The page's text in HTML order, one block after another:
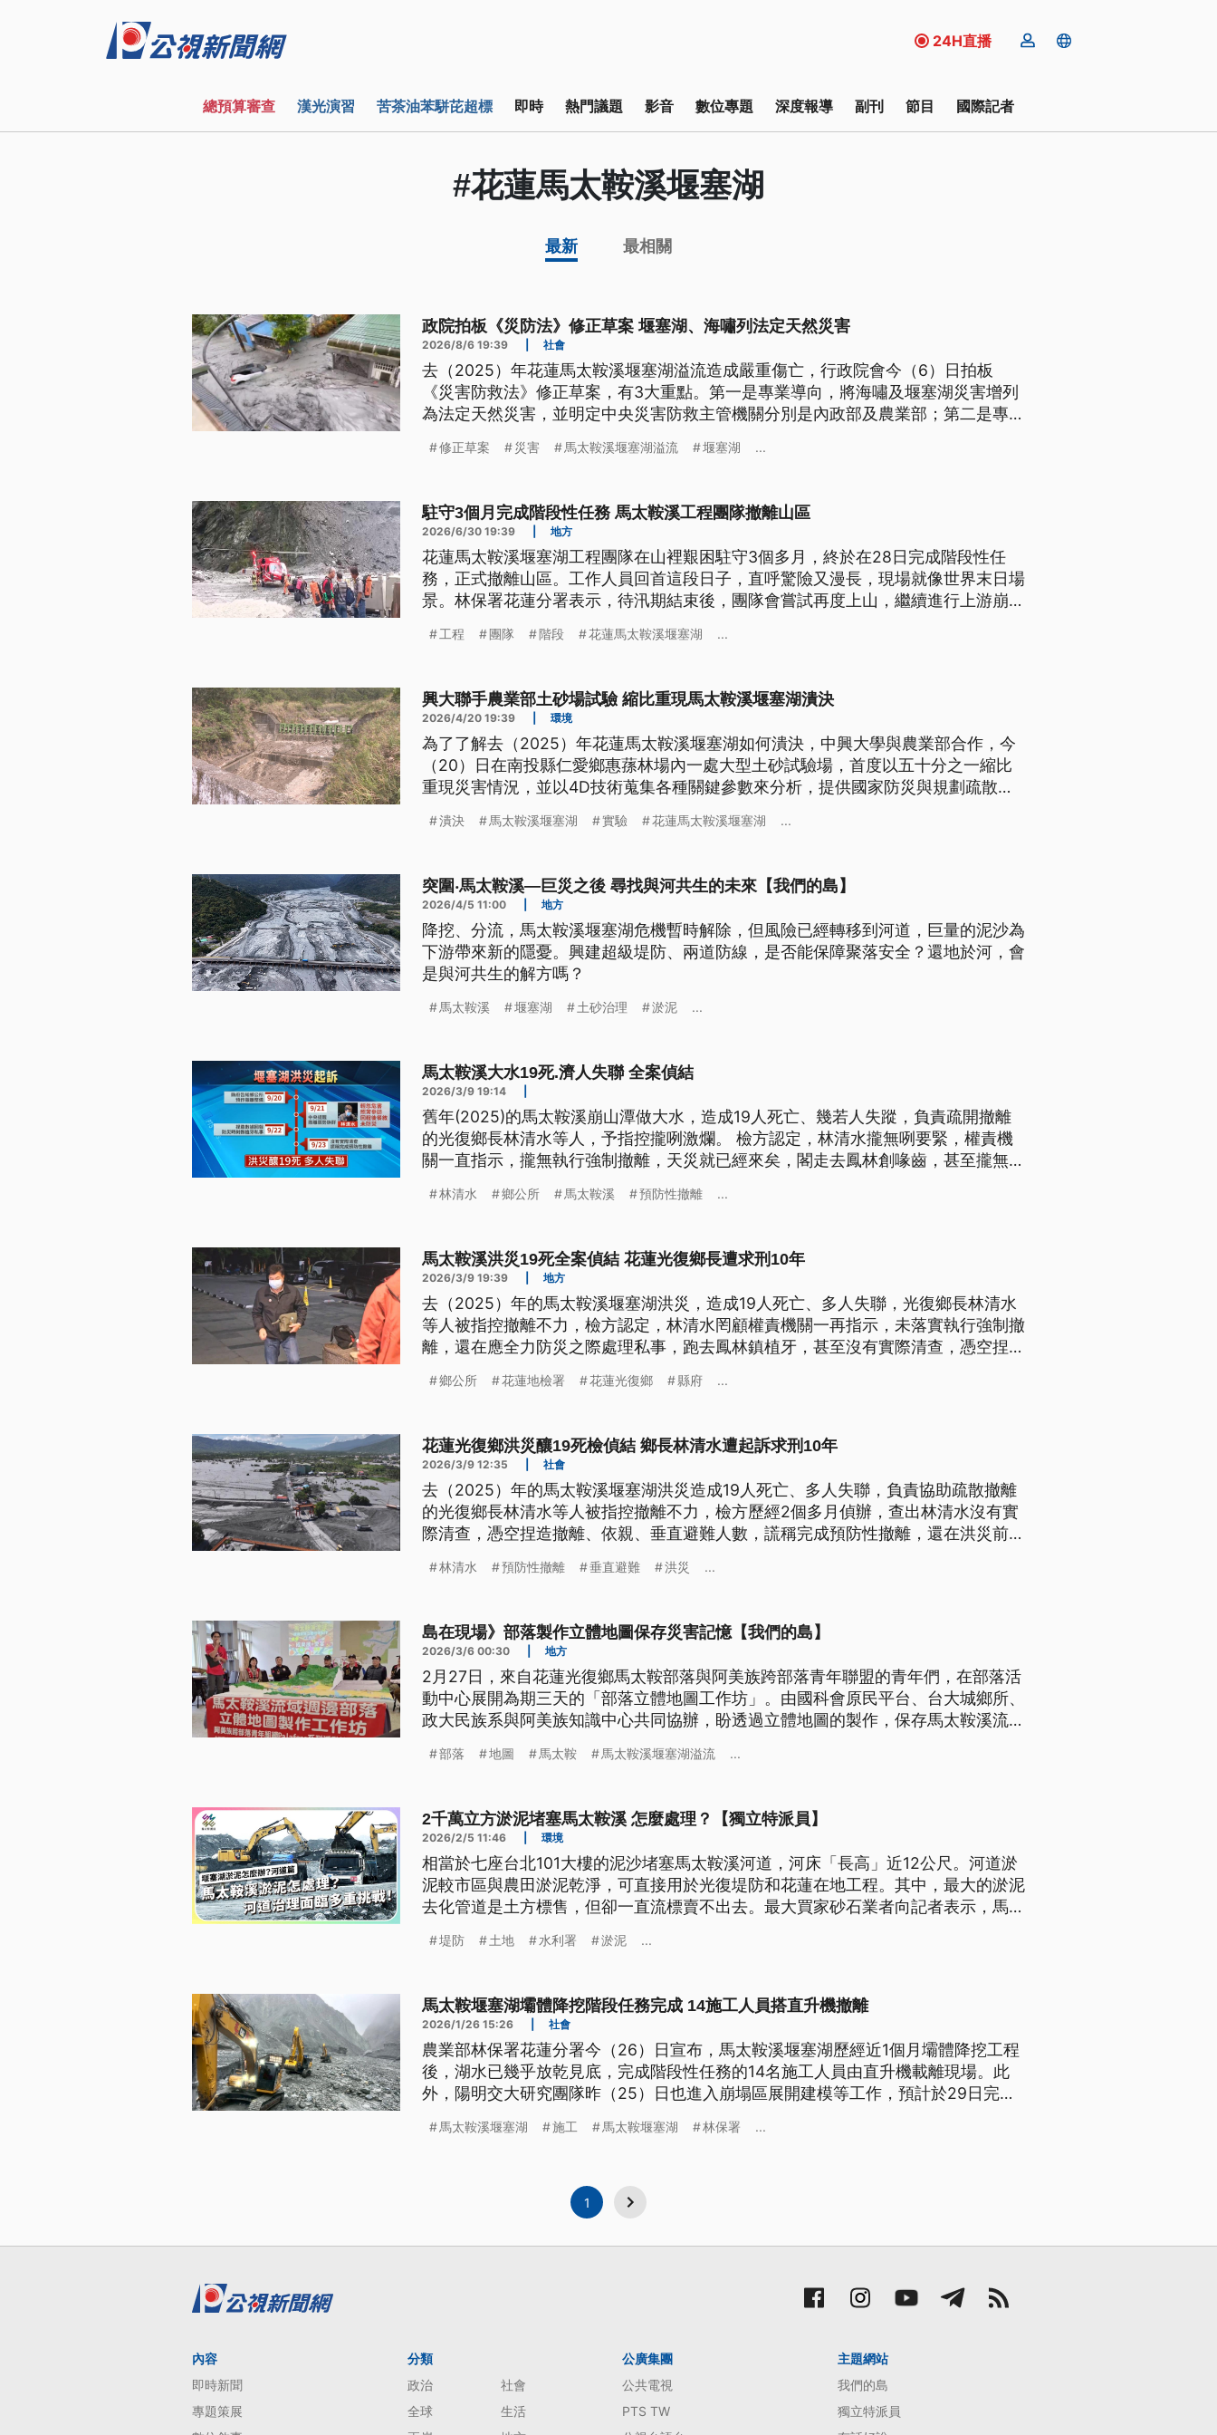
24H直播
總預算審查 漢光演習 苦茶油苯駢芘超標 即時 熱門議題 影音 數位專題 深度報導 副刊 節目 國際記者
#花蓮馬太鞍溪堰塞湖
最新 最相關
政院拍板《災防法》修正草案 堰塞湖、海嘯列法定天然災害
2026/8/6 19:39 社會
去（2025）年花蓮馬太鞍溪堰塞湖溢流造成嚴重傷亡，行政院會今（6）日拍板
《災害防救法》修正草案，有3大重點。第一是專業導向，將海嘯及堰塞湖災害增列
為法定天然災害，並明定中央災害防救主管機關分別是內政部及農業部；第二是專人
籌辦理重大災防任務，地方災防辦則要設置專職人力。
修正草案 災害 馬太鞍溪堰塞湖溢流 堰塞湖 ...
駐守3個月完成階段性任務 馬太鞍溪工程團隊撤離山區
2026/6/30 19:39 地方
花蓮馬太鞍溪堰塞湖工程團隊在山裡艱困駐守3個多月，終於在28日完成階段性任
務，正式撤離山區。工作人員回首這段日子，直呼驚險又漫長，現場就像世界末日場
景。林保署花蓮分署表示，待汛期結束後，團隊會嘗試再度上山，繼續進行上游崩塌
工程 團隊 階段 花蓮馬太鞍溪堰塞湖 ...
興大聯手農業部土砂場試驗 縮比重現馬太鞍溪堰塞湖潰決
2026/4/20 19:39 環境
為了了解去（2025）年花蓮馬太鞍溪堰塞湖如何潰決，中興大學與農業部合作，今
（20）日在南投縣仁愛鄉惠蓀林場內一處大型土砂試驗場，首度以五十分之一縮比
重現災害情況，並以4D技術蒐集各種關鍵參數來分析，提供國家防災與規劃疏散避
潰決 馬太鞍溪堰塞湖 實驗 花蓮馬太鞍溪堰塞湖 ...
突圍‧馬太鞍溪—巨災之後 尋找與河共生的未來【我們的島】
2026/4/5 11:00 地方
降挖、分流，馬太鞍溪堰塞湖危機暫時解除，但風險已經轉移到河道，巨量的泥沙為
下游帶來新的隱憂。興建超級堤防、兩道防線，是否能保障聚落安全？還地於河，會
是與河共生的解方嗎？
馬太鞍溪 堰塞湖 土砂治理 淤泥 ...
馬太鞍溪大水19死.濟人失聯 全案偵結
2026/3/9 19:14
舊年(2025)的馬太鞍溪崩山潭做大水，造成19人死亡、幾若人失蹤，負責疏開撤離
的光復鄉長林清水等人，予指控攏咧激爛。 檢方認定，林清水攏無咧要緊，權責機
關一直指示，攏無執行強制撤離，天災就已經來矣，閣走去鳳林創喙齒，甚至攏無調
成災害等罪嫌起訴，望法官共判刑10年，另外，鄉公所秘書張源寶和姓王的民政課
林清水 鄉公所 馬太鞍溪 預防性撤離 ...
馬太鞍溪洪災19死全案偵結 花蓮光復鄉長遭求刑10年
2026/3/9 19:39 地方
去（2025）年的馬太鞍溪堰塞湖洪災，造成19人死亡、多人失聯，光復鄉長林清水
等人被指控撤離不力，檢方認定，林清水罔顧權責機關一再指示，未落實執行強制撤
離，還在應全力防災之際處理私事，跑去鳳林鎮植牙，甚至沒有實際清查，憑空捏造
刑10年。
鄉公所 花蓮地檢署 花蓮光復鄉 縣府 ...
花蓮光復鄉洪災釀19死檢偵結 鄉長林清水遭起訴求刑10年
2026/3/9 12:35 社會
去（2025）年的馬太鞍溪堰塞湖洪災造成19人死亡、多人失聯，負責協助疏散撤離
的光復鄉長林清水等人被指控撤離不力，檢方歷經2個多月偵辦，查出林清水沒有實
際清查，憑空捏造撤離、依親、垂直避難人數，謊稱完成預防性撤離，還在洪災前的
更被具體求刑10年；另外公所祕書張源寶與王姓民政課長也被起訴，遭求處9年徒
林清水 預防性撤離 垂直避難 洪災 ...
島在現場》部落製作立體地圖保存災害記憶【我們的島】
2026/3/6 00:30 地方
2月27日，來自花蓮光復鄉馬太鞍部落與阿美族跨部落青年聯盟的青年們，在部落活
動中心展開為期三天的「部落立體地圖工作坊」。由國科會原民平台、台大城鄉所、
政大民族系與阿美族知識中心共同協辦，盼透過立體地圖的製作，保存馬太鞍溪流域
部落 地圖 馬太鞍 馬太鞍溪堰塞湖溢流 ...
2千萬立方淤泥堵塞馬太鞍溪 怎麼處理？【獨立特派員】
2026/2/5 11:46 環境
相當於七座台北101大樓的泥沙堵塞馬太鞍溪河道，河床「長高」近12公尺。河道淤
泥較市區與農田淤泥乾淨，可直接用於光復堤防和花蓮在地工程。其中，最大的淤泥
去化管道是土方標售，但卻一直流標賣不出去。最大買家砂石業者向記者表示，馬太
理費，加上目前政府的標售價格，業者認為利潤太小，因此還未出手。
堤防 土地 水利署 淤泥 ...
馬太鞍堰塞湖壩體降挖階段任務完成 14施工人員搭直升機撤離
2026/1/26 15:26 社會
農業部林保署花蓮分署今（26）日宣布，馬太鞍溪堰塞湖歷經近1個月壩體降挖工程
後，湖水已幾乎放乾見底，完成階段性任務的14名施工人員由直升機載離現場。此
外，陽明交大研究團隊昨（25）日也進入崩塌區展開建模等工作，預計於29日完成
馬太鞍溪堰塞湖 施工 馬太鞍堰塞湖 林保署 ...
1
內容
即時新聞
專題策展
分類
政治
社會
全球
生活
公廣集團
公共電視
PTS TW
主題網站
我們的島
獨立特派員